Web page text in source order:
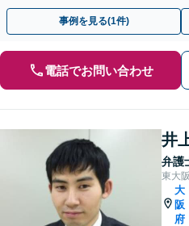
治療にご専念を【初回相談30分無料】
事例を見る(1件)
電話でお問い合わせ
井
弁護
東大
大
阪
府